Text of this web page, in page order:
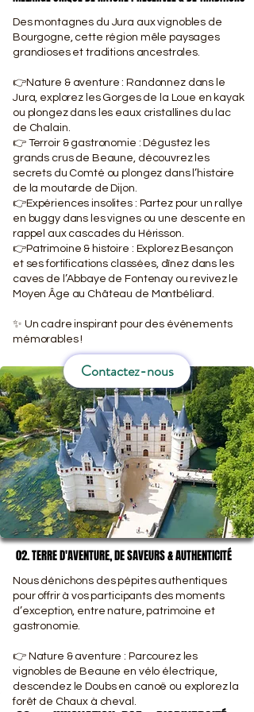
Des montagnes du Jura aux vignobles de
Bourgogne, cette région mêle paysages
grandioses et traditions ancestrales.
👉Nature & aventure : Randonnez dans le
Jura, explorez les Gorges de la Loue en kayak
ou plongez dans les eaux cristallines du lac
de Chalain.
👉 Terroir & gastronomie : Dégustez les
grands crus de Beaune, découvrez les
secrets du Comté ou plongez dans l’histoire
de la moutarde de Dijon.
👉Expériences insolites : Partez pour un rallye
en buggy dans les vignes ou une descente en
rappel aux cascades du Hérisson.
👉Patrimoine & histoire : Explorez Besançon
et ses fortifications classées, dînez dans les
caves de l’Abbaye de Fontenay ou revivez le
Moyen Âge au Château de Montbéliard.
✨ Un cadre inspirant pour des événements
mémorables !
Contactez-nous
02. TERRE D'AVENTURE, DE SAVEURS & AUTHENTICITÉ ​
02. TERRE D'AVENTURE, DE SAVEURS & AUTHENTICITÉ ​
Nous dénichons des pépites authentiques
pour offrir à vos participants des moments
d’exception, entre nature, patrimoine et
gastronomie.
👉 Nature & aventure : Parcourez les
vignobles de Beaune en vélo électrique,
descendez le Doubs en canoë ou explorez la
forêt de Chaux à cheval.